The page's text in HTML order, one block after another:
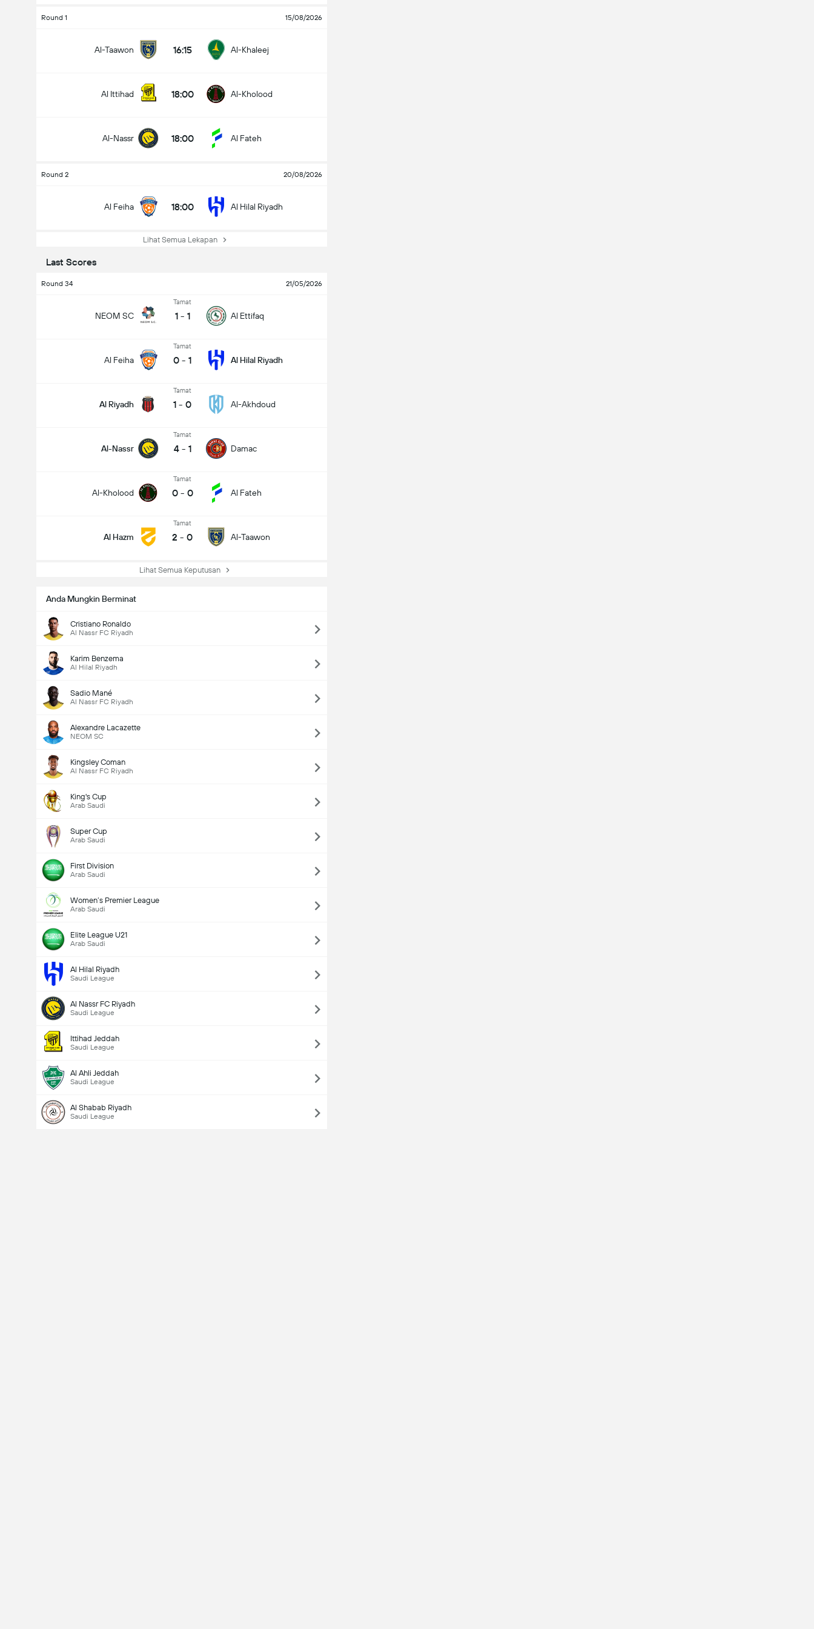
Round 1 15/08/2026
Al-Taawon 16:15 Al-Khaleej
Al Ittihad 18:00 Al-Kholood
Al-Nassr 18:00 Al Fateh
Round 2 20/08/2026
Al Feiha 18:00 Al Hilal Riyadh
Lihat Semua Lekapan
Last Scores
Round 34 21/05/2026
NEOM SC
Tamat
1 - 1 Al Ettifaq
Al Feiha
Tamat
0 - 1 Al Hilal Riyadh
Al Riyadh
Tamat
1 - 0 Al-Akhdoud
Al-Nassr
Tamat
4 - 1 Damac
Al-Kholood
Tamat
0 - 0 Al Fateh
Al Hazm
Tamat
2 - 0 Al-Taawon
Lihat Semua Keputusan
Anda Mungkin Berminat
Cristiano Ronaldo
Al Nassr FC Riyadh
Karim Benzema
Al Hilal Riyadh
Sadio Mané
Al Nassr FC Riyadh
Alexandre Lacazette
NEOM SC
Kingsley Coman
Al Nassr FC Riyadh
King's Cup
Arab Saudi
Super Cup
Arab Saudi
First Division
Arab Saudi
Women’s Premier League
Arab Saudi
Elite League U21
Arab Saudi
Al Hilal Riyadh
Saudi League
Al Nassr FC Riyadh
Saudi League
Ittihad Jeddah
Saudi League
Al Ahli Jeddah
Saudi League
Al Shabab Riyadh
Saudi League